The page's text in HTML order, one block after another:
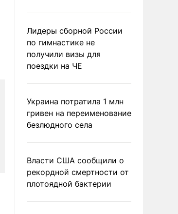
Лидеры сборной России
по гимнастике не
получили визы для
поездки на ЧЕ
Украина потратила 1 млн
гривен на переименование
безлюдного села
Власти США сообщили о
рекордной смертности от
плотоядной бактерии